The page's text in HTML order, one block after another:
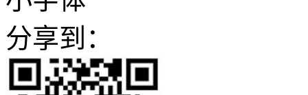
分享到：